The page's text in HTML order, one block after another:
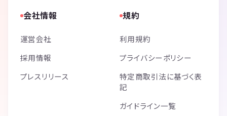
会社情報
運営会社
採用情報
プレスリリース
規約
利用規約
プライバシーポリシー
特定商取引法に基づく表
記
ガイドライン一覧